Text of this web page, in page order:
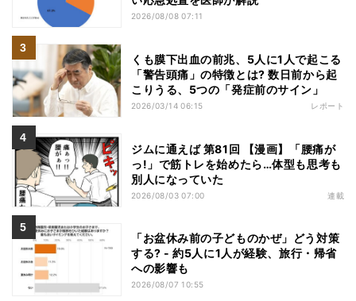
2026/08/08 07:11
くも膜下出血の前兆、5人に1人で起こる
「警告頭痛」の特徴とは? 数日前から起
こりうる、5つの「発症前のサイン」
2026/03/14 06:15 レポート
ジムに通えば 第81回 【漫画】「腰痛が
っ!」で筋トレを始めたら…体型も思考も
別人になっていた
2026/08/03 07:00 連載
「お盆休み前の子どものかぜ」どう対策
する? - 約5人に1人が経験、旅行・帰省
への影響も
2026/08/07 10:55